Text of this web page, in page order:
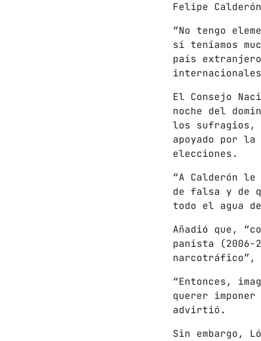
Felipe
“No tengo
sí teníamos
país
El Consejo
noche del
los sufragios,
apoyado por
elecciones.
“A Calderón
de falsa y de
todo el agua
Añadió que,
panista
narcotráfico”,
“Entonces,
querer
advirtió.
Sin embargo,